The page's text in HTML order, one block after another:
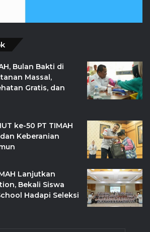
Bulan Bakti di
Massal,
Gratis, dan
ke-50 PT TIMAH
Keberanian
Lanjutkan
Bekali Siswa
Hadapi Seleksi